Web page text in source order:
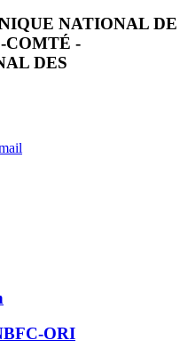
NATIONAL DE
COMTÉ -
DES
ORI